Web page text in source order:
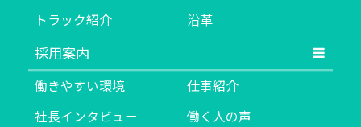
トラック紹介
沿革
採用案内
働きやすい環境
仕事紹介
社長インタビュー
働く人の声